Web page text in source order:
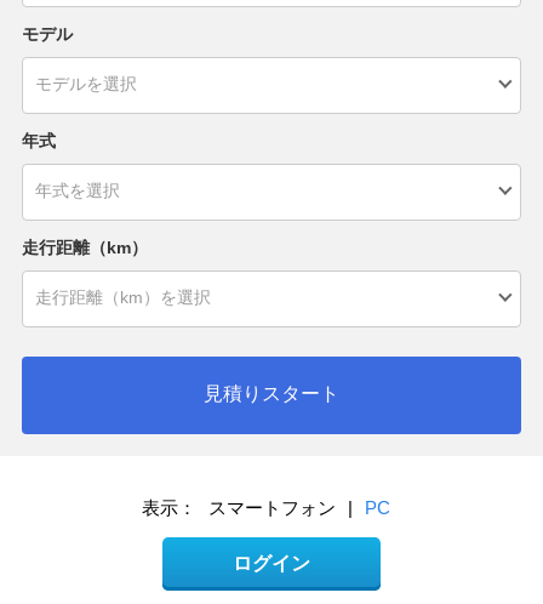
モデル
年式
走行距離（km）
見積りスタート
表示： スマートフォン | PC
ログイン